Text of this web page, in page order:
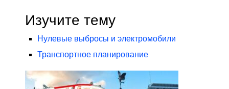
Изучите тему
Нулевые выбросы и электромобили
Транспортное планирование